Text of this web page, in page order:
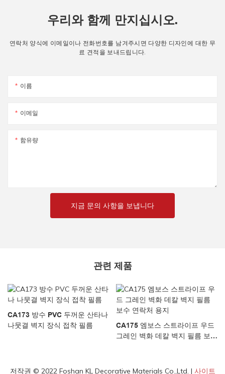
우리와 함께 만지십시오.
연락처 양식에 이메일이나 전화번호를 남겨주시면 다양한 디자인에 대한 무
료 견적을 보내드립니다.
이름
이메일
함유량
지금 문의 사항을 보냅니다
관련 제품
CA173 방수 PVC 두꺼운 산타나
나뭇결 벽지 장식 접착 필름
CA175 엠보스 스트라이프 우드
그레인 벽화 데칼 벽지 필름 보수
저작권 © 2022 Foshan KL Decorative Materials Co.,Ltd. | 사이트